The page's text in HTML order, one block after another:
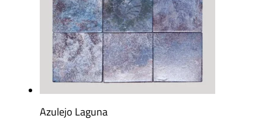
Azulejo Laguna